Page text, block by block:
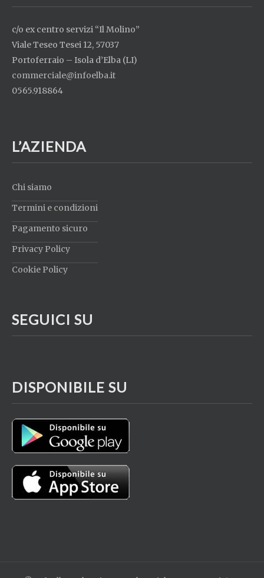
c/o ex centro servizi “Il Molino”
Viale Teseo Tesei 12, 57037
Portoferraio – Isola d’Elba (LI)
commerciale@infoelba.it
0565.918864
L’AZIENDA
Chi siamo
Termini e condizioni
Pagamento sicuro
Privacy Policy
Cookie Policy
SEGUICI SU
DISPONIBILE SU